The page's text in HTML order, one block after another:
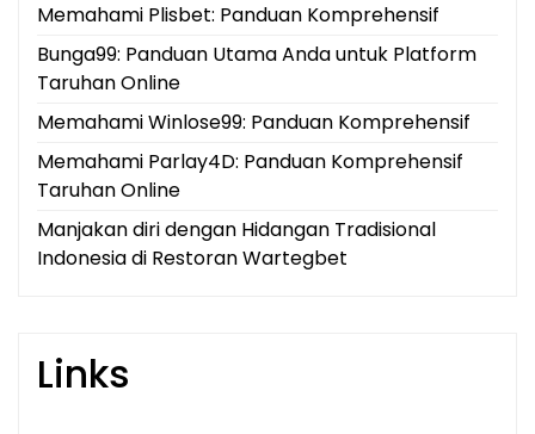
Memahami Plisbet: Panduan Komprehensif
Bunga99: Panduan Utama Anda untuk Platform
Taruhan Online
Memahami Winlose99: Panduan Komprehensif
Memahami Parlay4D: Panduan Komprehensif
Taruhan Online
Manjakan diri dengan Hidangan Tradisional
Indonesia di Restoran Wartegbet
Links